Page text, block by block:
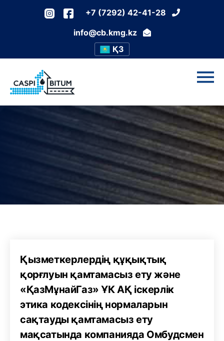
+7 (7292) 42-41-28
info@cb.kmg.kz
ҚЗ
Қызметкерлердің құқықтық
қорғлуын қамтамасыз ету және
«ҚазМұнайГаз» ҰК АҚ іскерлік
этика кодексінің нормаларын
сақтауды қамтамасыз ету
мақсатында компанияда Омбудсмен